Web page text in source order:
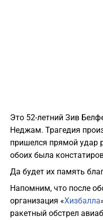
Это 52-летний Зив
Неджам. Трагедия
пришелся прямой удар
обоих была
Да будет их память
Напомним, что после
организация «Хизбалла
ракетный обстрел